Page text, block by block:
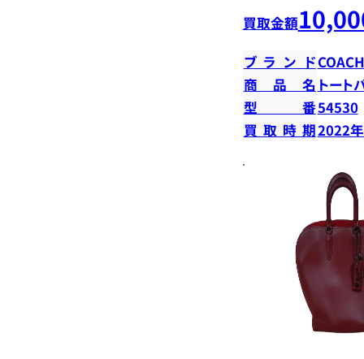
買取金額
ブランドCOACH
商品名 トート
型番54530
買取時期2022